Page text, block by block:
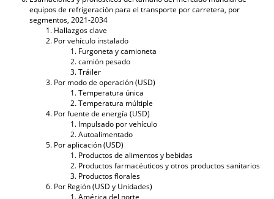
equipos de refrigeración para el transporte por carretera, por
segmentos, 2021-2034
Hallazgos clave
Por vehículo instalado
Furgoneta y camioneta
camión pesado
Tráiler
Por modo de operación (USD)
Temperatura única
Temperatura múltiple
Por fuente de energía (USD)
Impulsado por vehículo
Autoalimentado
Por aplicación (USD)
Productos de alimentos y bebidas
Productos farmacéuticos y otros productos sanitarios
Productos florales
Por Región (USD y Unidades)
América del norte